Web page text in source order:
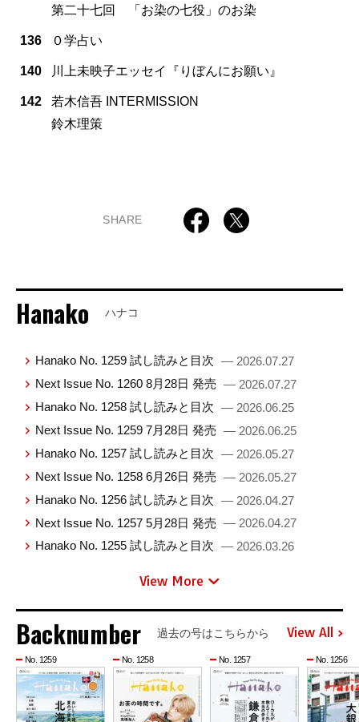
第二十七回 「お染の七役」のお染
136 ０学占い
140 川上未映子エッセイ『りぼんにお願い』
142
若木信吾 INTERMISSION
鈴木理策
SHARE
Hanako ハナコ
Hanako No. 1259 試し読みと目次 — 2026.07.27
Next Issue No. 1260 8月28日 発売 — 2026.07.27
Hanako No. 1258 試し読みと目次 — 2026.06.25
Next Issue No. 1259 7月28日 発売 — 2026.06.25
Hanako No. 1257 試し読みと目次 — 2026.05.27
Next Issue No. 1258 6月26日 発売 — 2026.05.27
Hanako No. 1256 試し読みと目次 — 2026.04.27
Next Issue No. 1257 5月28日 発売 — 2026.04.27
Hanako No. 1255 試し読みと目次 — 2026.03.26
View More
Backnumber 過去の号はこちらから View All
No. 1259 No. 1258 No. 1257 No. 1256